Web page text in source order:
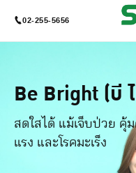
02-255-5656
Be Bright (บี
สดใสได้ แม้เจ็บป่วย คุ้
แรง และโรคมะเร็ง